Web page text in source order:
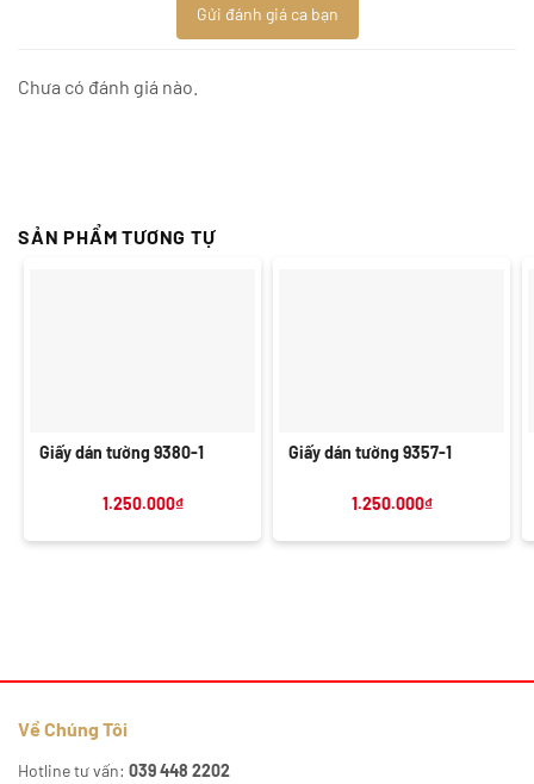
Gửi đánh giá ca bạn
Chưa có đánh giá nào.
SẢN PHẨM TƯƠNG TỰ
Giấy dán tường 9380-1
1.250.000₫
Giấy dán tường 9357-1
1.250.000₫
Về Chúng Tôi
Hotline tư vấn: 039 448 2202